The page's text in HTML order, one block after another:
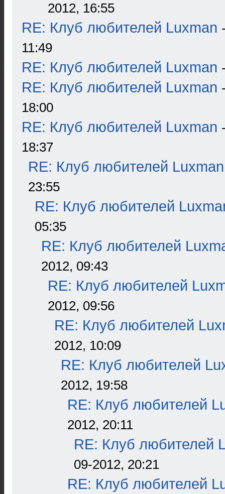
2012, 16:55
RE: Клуб любителей Luxman
11:49
RE: Клуб любителей Luxman
RE: Клуб любителей Luxman
18:00
RE: Клуб любителей Luxman
18:37
RE: Клуб любителей Luxman
23:55
RE: Клуб любителей
05:35
RE: Клуб любителей
2012, 09:43
RE: Клуб любителей
2012, 09:56
RE: Клуб любителей
2012, 10:09
RE: Клуб любителей
2012, 19:58
RE: Клуб любителей
2012, 20:11
RE: Клуб любителей
09-2012, 20:21
RE: Клуб любителей